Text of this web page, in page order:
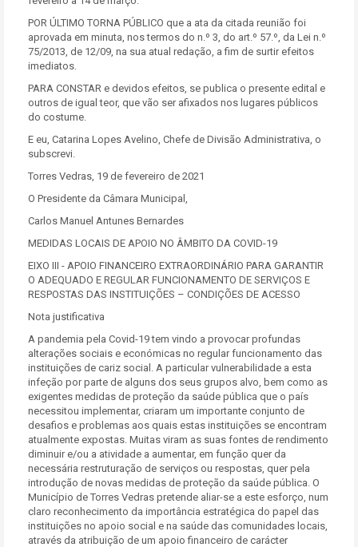
POR ÚLTIMO TORNA PÚBLICO que a ata da citada reunião foi
aprovada em minuta, nos termos do n.º 3, do art.º 57.º, da Lei n.º
75/2013, de 12/09, na sua atual redação, a fim de surtir efeitos
imediatos.
PARA CONSTAR e devidos efeitos, se publica o presente edital e
outros de igual teor, que vão ser afixados nos lugares públicos
do costume.
E eu, Catarina Lopes Avelino, Chefe de Divisão Administrativa, o
subscrevi.
Torres Vedras, 19 de fevereiro de 2021
O Presidente da Câmara Municipal,
Carlos Manuel Antunes Bernardes
MEDIDAS LOCAIS DE APOIO NO ÂMBITO DA COVID-19
EIXO III - APOIO FINANCEIRO EXTRAORDINÁRIO PARA GARANTIR
O ADEQUADO E REGULAR FUNCIONAMENTO DE SERVIÇOS E
RESPOSTAS DAS INSTITUIÇÕES – CONDIÇÕES DE ACESSO
Nota justificativa
A pandemia pela Covid-19 tem vindo a provocar profundas
alterações sociais e económicas no regular funcionamento das
instituições de cariz social. A particular vulnerabilidade a esta
infeção por parte de alguns dos seus grupos alvo, bem como as
exigentes medidas de proteção da saúde pública que o país
necessitou implementar, criaram um importante conjunto de
desafios e problemas aos quais estas instituições se encontram
atualmente expostas. Muitas viram as suas fontes de rendimento
diminuir e/ou a atividade a aumentar, em função quer da
necessária restruturação de serviços ou respostas, quer pela
introdução de novas medidas de proteção da saúde pública. O
Município de Torres Vedras pretende aliar-se a este esforço, num
claro reconhecimento da importância estratégica do papel das
instituições no apoio social e na saúde das comunidades locais,
através da atribuição de um apoio financeiro de carácter